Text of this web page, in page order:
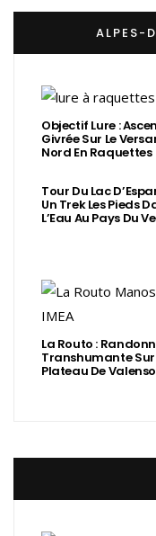
ALPES-
Objectif Lure :
Givrée Sur Le
Nord En Raquettes
Tour Du Lac
Un Trek Les Pieds
L’Eau Au Pays Du
La Routo :
Transhumante Sur
Plateau De